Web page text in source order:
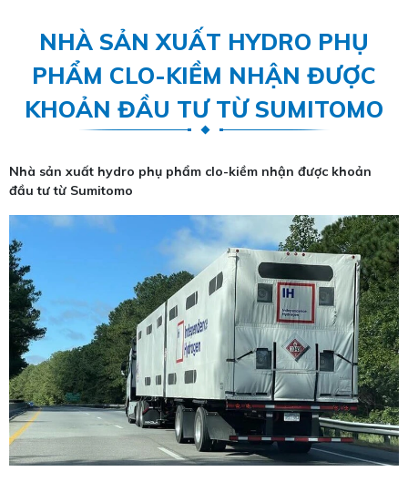
NHÀ SẢN XUẤT HYDRO PHỤ
PHẨM CLO-KIỀM NHẬN ĐƯỢC
KHOẢN ĐẦU TƯ TỪ SUMITOMO
Nhà sản xuất hydro phụ phẩm clo-kiềm nhận được khoản
đầu tư từ Sumitomo